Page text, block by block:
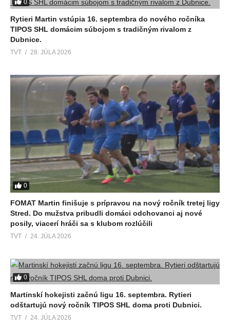
0
Rytieri Martin vstúpia 16. septembra do nového ročníka
TIPOS SHL domácim súbojom s tradičným rivalom z
Dubnice.
TVT 28. JÚLA 2026
0
FOMAT Martin finišuje s prípravou na nový ročník tretej ligy
Stred. Do mužstva pribudli domáci odchovanci aj nové
posily, viacerí hráči sa s klubom rozlúčili
TVT 24. JÚLA 2026
0
Martinskí hokejisti začnú ligu 16. septembra. Rytieri
odštartujú nový ročník TIPOS SHL doma proti Dubnici.
TVT 24. JÚLA 2026